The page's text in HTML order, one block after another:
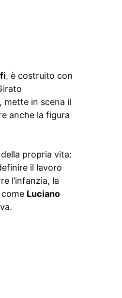
, è costruito con
, mette in scena il
anche la figura
propria vita:
il lavoro
l’infanzia, la
come Luciano